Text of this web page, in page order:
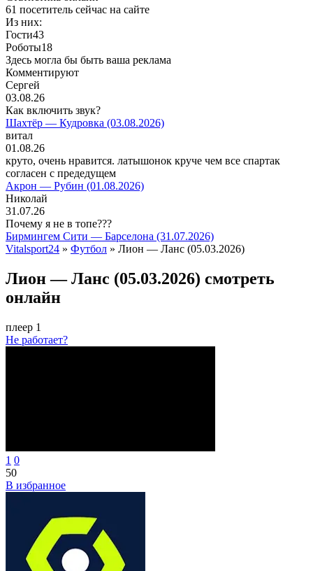
61 посетитель сейчас на сайте
Из них:
Гости43
Роботы18
Здесь могла бы быть ваша реклама
Комментируют
Сергей
03.08.26
Как включить звук?
Шахтёр — Кудровка (03.08.2026)
витал
01.08.26
круто, очень нравится. латышонок круче чем все спартак
согласен с предедущем
Акрон — Рубин (01.08.2026)
Николай
31.07.26
Почему я не в топе???
Бирмингем Сити — Барселона (31.07.2026)
Vitalsport24 » Футбол » Лион — Ланс (05.03.2026)
Лион — Ланс (05.03.2026) смотреть
онлайн
плеер 1
Не работает?
1 0
50
В избранное